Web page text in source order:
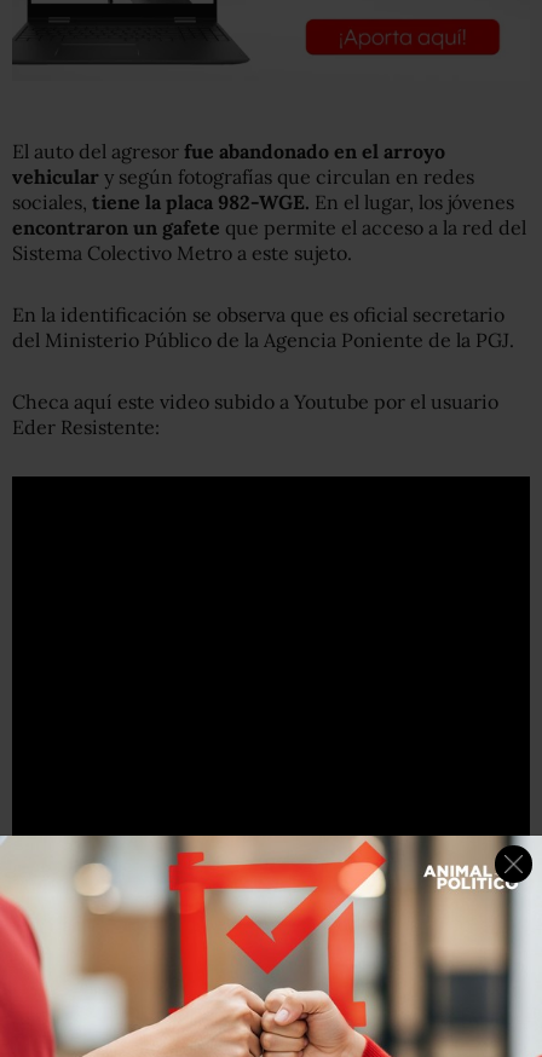
El auto del agresor fue abandonado en el arroyo
vehicular y según fotografías que circulan en redes
sociales, tiene la placa 982-WGE. En el lugar, los jóvenes
encontraron un gafete que permite el acceso a la red del
Sistema Colectivo Metro a este sujeto.
En la identificación se observa que es oficial secretario
del Ministerio Público de la Agencia Poniente de la PGJ.
Checa aquí este video subido a Youtube por el usuario
Eder Resistente:
Y aquí este otro video subido a Youtube por el usuario
Cristian Carlos: